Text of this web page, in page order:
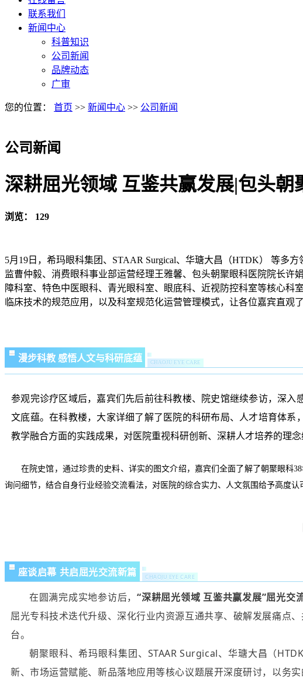
联系我们
新闻中心
科普知识
公司新闻
品牌动态
广审
您的位置： 首页 >> 新闻中心 >> 公司新闻
公司新闻
深耕屈光领域 互鉴共赢发展|包头
浏览： 129
5月19日，希玛眼科集团、STAAR Surgical、华瑭大昌（HTDK） 等多
监曹仲毅、消费眼科事业部运营经理王雅馨、包头朝聚眼科医院院长
障科室、特色中医眼科、青光眼科室、眼底科、近视防控科室等核心科
临床技术的规范应用，以及科室规范化运营管理模式，让各位嘉宾直观
漫步科教 感悟人文与科研底蕴 CHAOJU EYE CARE
参观完诊疗区域后，嘉宾们先后前往科教楼、院史馆继续参访，深入
文底蕴。在科教楼，大家详细了解了医院的科研布局、人才培育体系
教学融合方面的实践成果，对医院重视科研创新、深耕人才培养的理念
在院史馆，通过珍贵的史料、详实的图文介绍，嘉宾们全面了解了朝聚眼科
询问细节，结合自身行业经验交流看法，对医院的综合实力、人文氛围给予高度认
座谈启幕 共启屈光交流新篇 CHAOJU EYE CARE
在圆满完成实地参访后，“深耕屈光领域 互鉴共赢发展”屈光交
屈光专科技术迭代升级、深化行业内资源互通共享、破解发展痛点
台。
朝聚眼科、希玛眼科集团、STAAR Surgical、华瑭大昌（
新、市场运营赋能、新品落地应用等核心议题展开深度研讨，以务